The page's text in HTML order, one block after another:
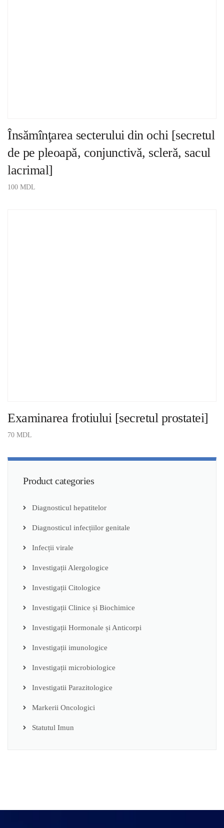
Însămînţarea secterului din ochi [secretul
de pe pleoapă, conjunctivă, scleră, sacul
lacrimal]
100 MDL
Examinarea frotiului [secretul prostatei]
70 MDL
Product categories
Diagnosticul hepatitelor
Diagnosticul infecțiilor genitale
Infecții virale
Investigații Alergologice
Investigații Citologice
Investigații Clinice și Biochimice
Investigații Hormonale și Anticorpi
Investigații imunologice
Investigații microbiologice
Investigatii Parazitologice
Markerii Oncologici
Statutul Imun